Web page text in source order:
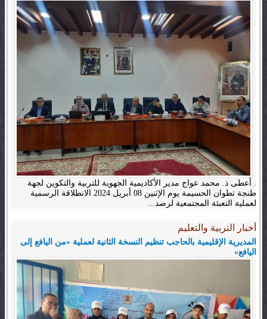
. أعطى ذ. محمد عواج مدير الأكاديمية الجهوية للتربية والتكوين لجهة
طنجة تطوان الحسيمة يوم الإثنين 08 أبريل 2024 الانطلاقة الرسمية
لعملية التعبئة المجتمعية لرصد...
أخبار التربية والتعليم
المديرية الإقليمية بالحاجب تنظيم النسخة الثانية لعملية «من اليافع إلى
اليافع»